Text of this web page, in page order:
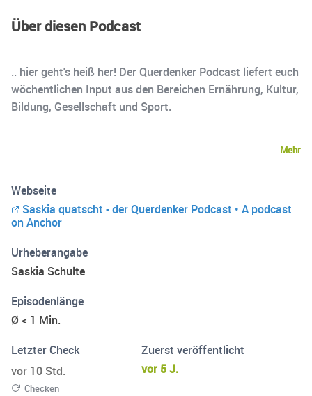
Über diesen Podcast
.. hier geht's heiß her! Der Querdenker Podcast liefert euch
wöchentlichen Input aus den Bereichen Ernährung, Kultur,
Bildung, Gesellschaft und Sport.
Mehr
Webseite
Saskia quatscht - der Querdenker Podcast • A podcast
on Anchor
Urheberangabe
Saskia Schulte
Episodenlänge
Ø < 1 Min.
Letzter Check
vor 10 Std.
Checken
Zuerst veröffentlicht
vor 5 J.